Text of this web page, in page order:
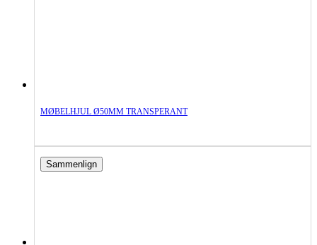
MØBELHJUL Ø50MM TRANSPERANT
Sammenlign